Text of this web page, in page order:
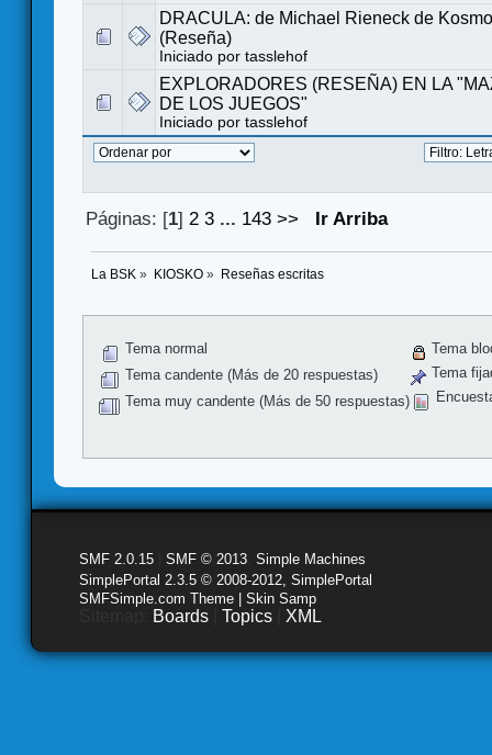
DRACULA: de Michael Rieneck de
(Reseña)
Iniciado por tasslehof
EXPLORADORES (RESEÑA) EN LA
DE LOS JUEGOS"
Iniciado por tasslehof
Páginas: [1] 2 3 ... 143 >> Ir Arriba
La BSK » KIOSKO» Reseñas escritas
Tema normal
Tema candente (Más de 20 respuestas)
Tema muy candente (Más de 50 respuestas)
Tema
Tema
SMF 2.0.15 SMF © 2013 Simple Machines
SimplePortal 2.3.5 © 2008-2012, SimplePortal
SMFSimple.com Theme | Skin Samp
Boards Topics XML